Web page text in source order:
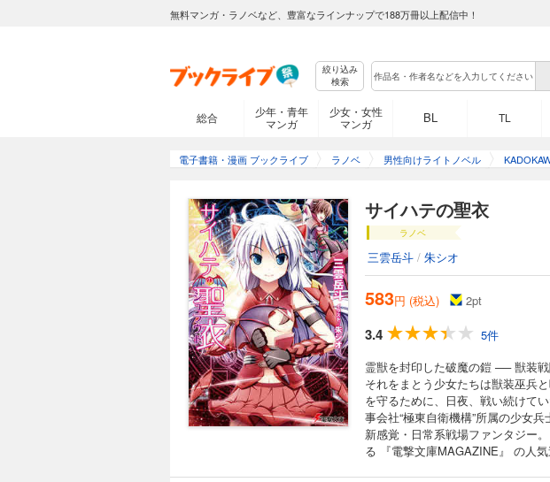
無料マンガ・ラノベなど、豊富なラインナップで188万冊以上配信中！
絞り込み
検索
総合
少年・青年
マンガ
少女・女性
マンガ
BL TL
電子書籍・漫画 ブックライブ ラノベ 男性向けライトノベル
サイハテの聖衣
ラノベ
三雲岳斗 / 朱シオ
583円 (税込) 2pt
3.4
5件
霊獣を封印した破魔の鎧 ── 獣装
それをまとう少女たちは獣装巫兵
を守るために、日夜、戦い続けて
事会社“極東自衛機構”所属の少女
新感覚・日常系戦場ファンタジー
る 『電撃文庫MAGAZINE』 の人